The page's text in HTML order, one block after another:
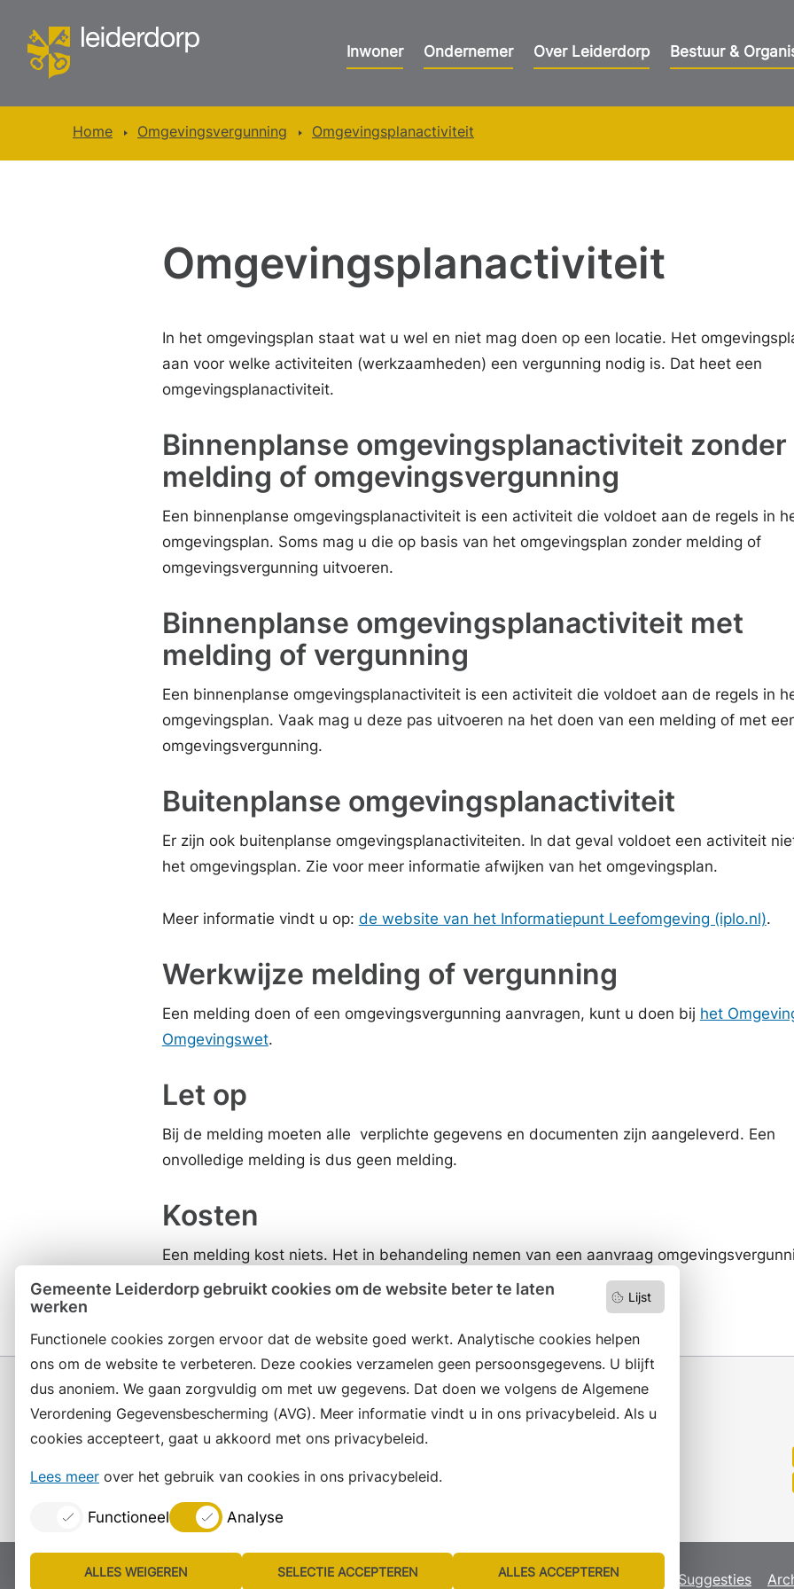
Lijst
Gemeente Leiderdorp gebruikt cookies om de website beter te laten
werken
Functionele cookies zorgen ervoor dat de website goed werkt. Analytische cookies helpen
ons om de website te verbeteren. Deze cookies verzamelen geen persoonsgegevens. U blijft
dus anoniem. We gaan zorgvuldig om met uw gegevens. Dat doen we volgens de Algemene
Verordening Gegevensbescherming (AVG). Meer informatie vindt u in ons privacybeleid. Als u
cookies accepteert, gaat u akkoord met ons privacybeleid.
Lees meer over het gebruik van cookies in ons privacybeleid.
Functioneel Analyse
ALLES WEIGEREN SELECTIE ACCEPTEREN ALLES ACCEPTEREN
Inwoner Ondernemer Over Leiderdorp Bestuur &
Home Omgevingsvergunning Omgevingsplanactiviteit
Omgevingsplanactiviteit
In het omgevingsplan staat wat u wel en niet mag doen op een locatie. Het
aan voor welke activiteiten (werkzaamheden) een vergunning nodig is. Dat heet een
omgevingsplanactiviteit.
Binnenplanse omgevingsplanactiviteit zonder
melding of omgevingsvergunning
Een binnenplanse omgevingsplanactiviteit is een activiteit die voldoet aan de regels in
omgevingsplan. Soms mag u die op basis van het omgevingsplan zonder melding of
omgevingsvergunning uitvoeren.
Binnenplanse omgevingsplanactiviteit met
melding of vergunning
Een binnenplanse omgevingsplanactiviteit is een activiteit die voldoet aan de regels in
omgevingsplan. Vaak mag u deze pas uitvoeren na het doen van een melding of met
omgevingsvergunning.
Buitenplanse omgevingsplanactiviteit
Er zijn ook buitenplanse omgevingsplanactiviteiten. In dat geval voldoet een activiteit
het omgevingsplan. Zie voor meer informatie afwijken van het omgevingsplan.
Meer informatie vindt u op: de website van het Informatiepunt Leefomgeving (iplo.nl).
Werkwijze melding of vergunning
Een melding doen of een omgevingsvergunning aanvragen, kunt u doen bij het
Omgevingswet.
Let op
Bij de melding moeten alle verplichte gegevens en documenten zijn aangeleverd. Een
onvolledige melding is dus geen melding.
Kosten
Een melding kost niets. Het in behandeling nemen van een aanvraag
wel geld. Deze kosten vindt u in
de Legesverordening van de gemeente
en volg ons ook op social media.
Proclaimer Colofon Toegankelijkheid Sitemap Privacyverklaring Servicenormen Suggesties